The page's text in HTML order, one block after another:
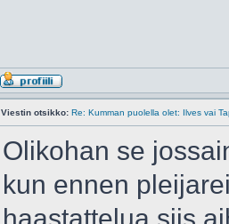
Viestin otsikko: Re: Kumman puolella olet: Ilves vai
Olikohan se
kun ennen